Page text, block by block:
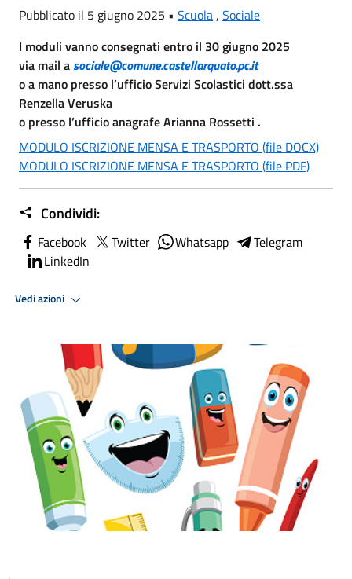
Pubblicato il 5 giugno 2025 • Scuola , Sociale
I moduli vanno consegnati entro il 30 giugno 2025
via mail asociale@comune.castellarquato.pc.it
o a mano presso l’ufficio Servizi Scolastici dott.ssa
Renzella Veruska
o presso l’ufficio anagrafe Arianna Rossetti .
MODULO ISCRIZIONE MENSA E TRASPORTO (file DOCX)
MODULO ISCRIZIONE MENSA E TRASPORTO (file PDF)
Condividi:
Facebook Twitter Whatsapp
Telegram
LinkedIn
Vedi azioni